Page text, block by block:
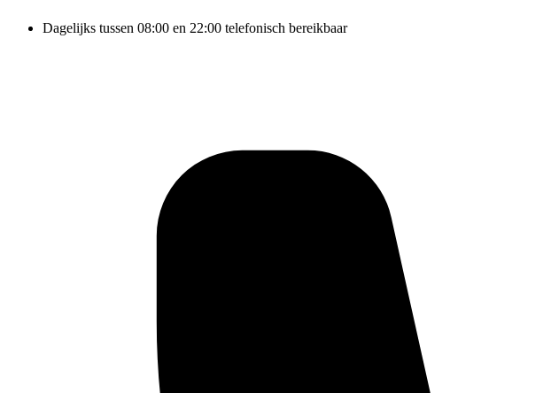
Dagelijks tussen 08:00 en 22:00 telefonisch bereikbaar